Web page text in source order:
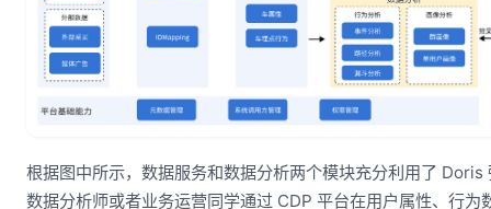
根据图中所示，数据服务和数据分析两个模块充分利用了 Doris
数据分析师或者业务运营同学通过 CDP 平台在用户属性、行为